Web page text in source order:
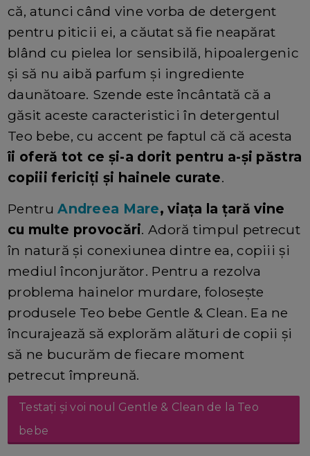
că, atunci când vine vorba de detergent
pentru piticii ei, a căutat să fie neapărat
blând cu pielea lor sensibilă, hipoalergenic
și să nu aibă parfum și ingrediente
daunătoare. Szende este încântată că a
găsit aceste caracteristici în detergentul
Teo bebe, cu accent pe faptul că că acesta
îi oferă tot ce și-a dorit pentru a-și păstra
copiii fericiți și hainele curate.
PentruAndreea Mare, viața la țară vine
cu multe provocări. Adoră timpul petrecut
în natură și conexiunea dintre ea, copiii și
mediul înconjurător. Pentru a rezolva
problema hainelor murdare, folosește
produsele Teo bebe Gentle & Clean. Ea ne
încurajează să explorăm alături de copii și
să ne bucurăm de fiecare moment
petrecut împreună.
Testați și voi noul Gentle & Clean de la Teo
bebe